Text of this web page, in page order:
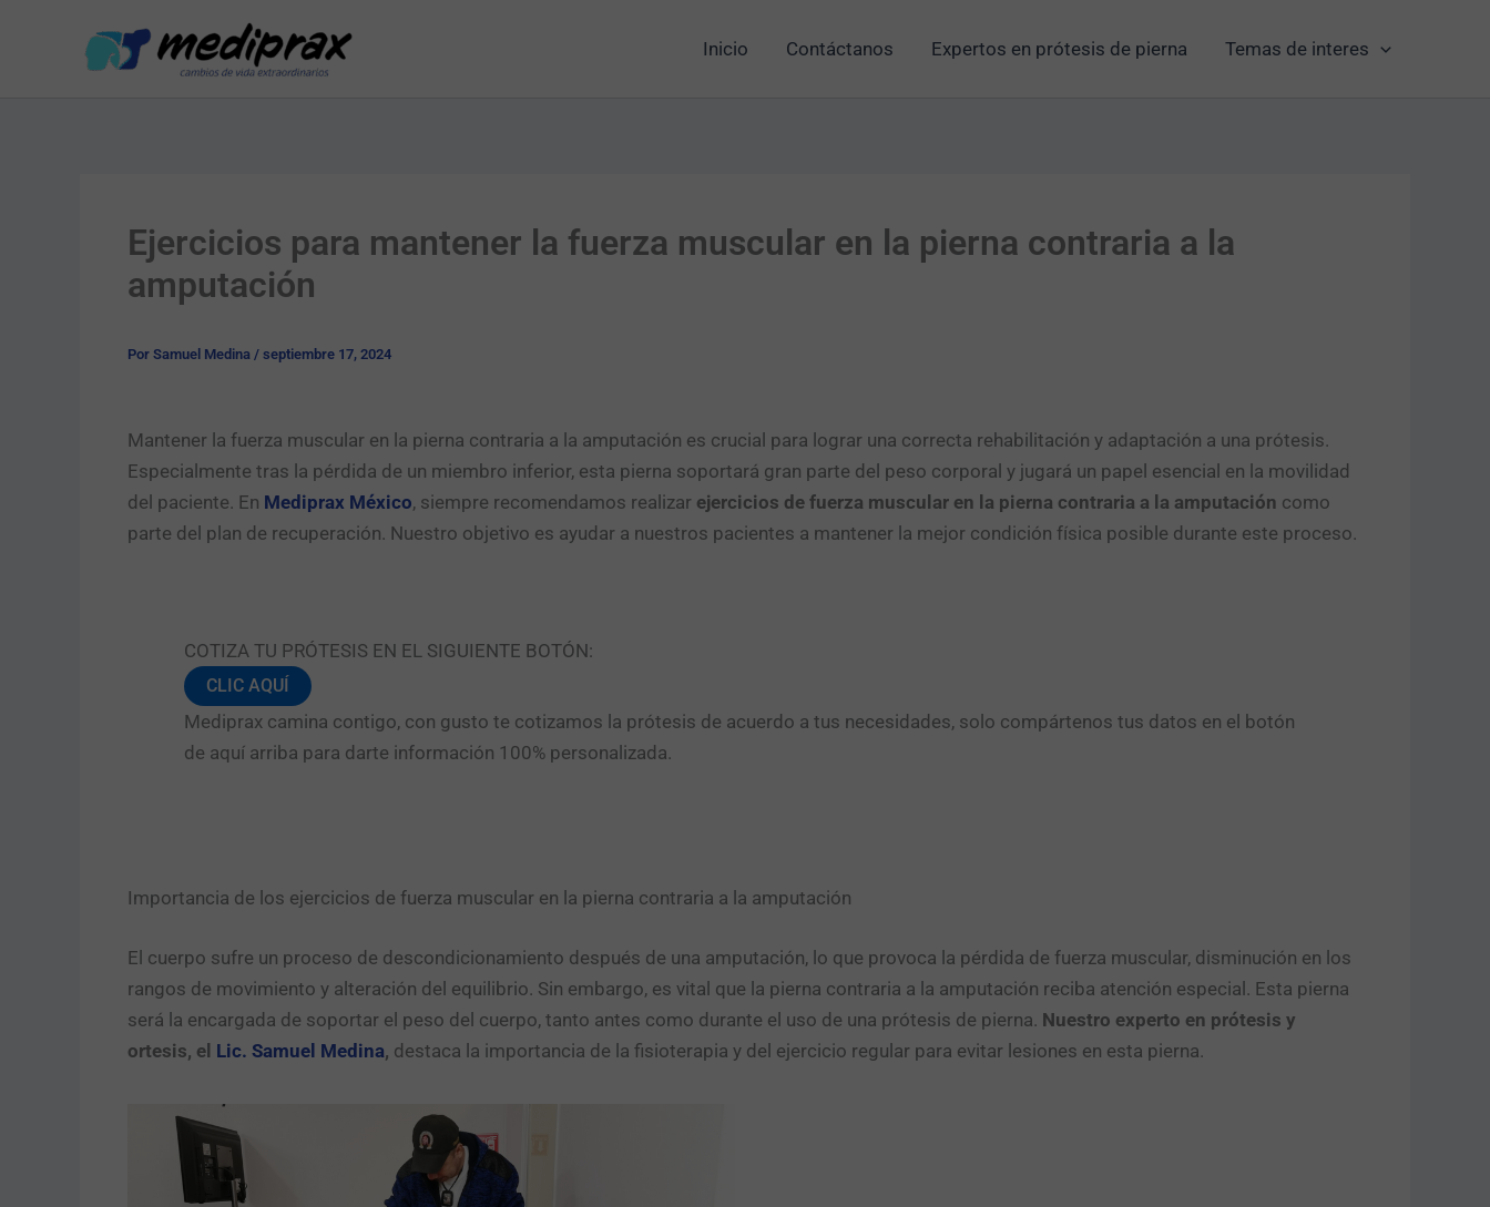
Inicio Contáctanos Expertos en prótesis de pierna Temas de interes
Ejercicios para mantener la fuerza muscular en la pierna contraria a la
amputación
Por Samuel Medina / septiembre 17, 2024
Mantener la fuerza muscular en la pierna contraria a la amputación es crucial para lograr una correcta rehabilitación y adaptación a una prótesis.
Especialmente tras la pérdida de un miembro inferior, esta pierna soportará gran parte del peso corporal y jugará un papel esencial en la movilidad
del paciente. En Mediprax México, siempre recomendamos realizar ejercicios de fuerza muscular en la pierna contraria a la amputación como
parte del plan de recuperación. Nuestro objetivo es ayudar a nuestros pacientes a mantener la mejor condición física posible durante este proceso.
COTIZA TU PRÓTESIS EN EL SIGUIENTE BOTÓN:
CLIC AQUÍ
Mediprax camina contigo, con gusto te cotizamos la prótesis de acuerdo a tus necesidades, solo compártenos tus datos en el botón
de aquí arriba para darte información 100% personalizada.
Importancia de los ejercicios de fuerza muscular en la pierna contraria a la amputación
El cuerpo sufre un proceso de descondicionamiento después de una amputación, lo que provoca la pérdida de fuerza muscular, disminución en los
rangos de movimiento y alteración del equilibrio. Sin embargo, es vital que la pierna contraria a la amputación reciba atención especial. Esta pierna
será la encargada de soportar el peso del cuerpo, tanto antes como durante el uso de una prótesis de pierna. Nuestro experto en prótesis y
ortesis, el Lic. Samuel Medina, destaca la importancia de la fisioterapia y del ejercicio regular para evitar lesiones en esta pierna.